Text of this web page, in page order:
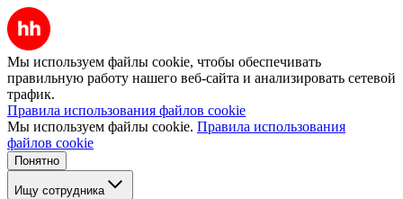
Мы используем файлы cookie, чтобы обеспечивать
правильную работу нашего веб-сайта и анализировать сетевой
трафик.
Правила использования файлов cookie
Мы используем файлы cookie. Правила использования
файлов cookie
Понятно
Ищу сотрудника